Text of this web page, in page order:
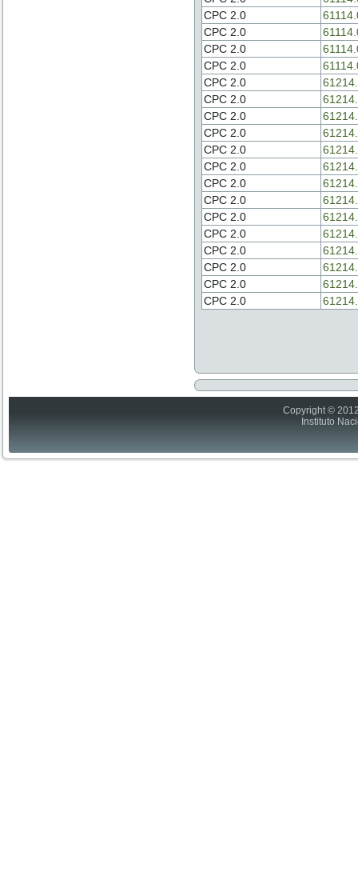
CPC 2.0
CPC 2.0
CPC 2.0
CPC 2.0
CPC 2.0
CPC 2.0
CPC 2.0
CPC 2.0
CPC 2.0
CPC 2.0
CPC 2.0
CPC 2.0
CPC 2.0
CPC 2.0
CPC 2.0
CPC 2.0
CPC 2.0
CPC 2.0
Copyright ©
Instituto